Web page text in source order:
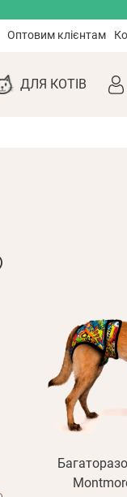
Оптовим клієнтам
ДЛЯ КОТІВ